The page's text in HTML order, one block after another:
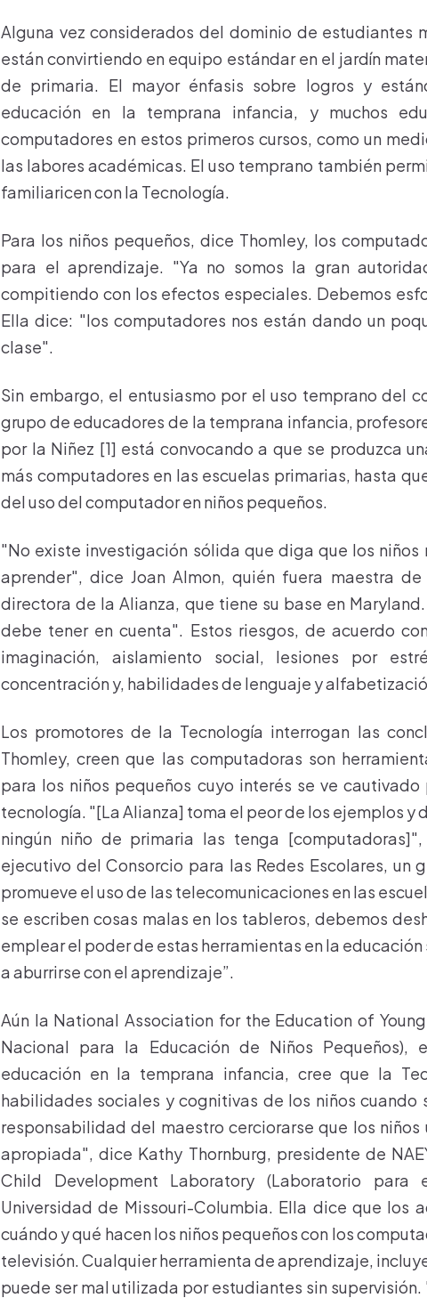
Alguna vez considerados del dominio de estudiantes
están convirtiendo en equipo estándar en el jardín
de primaria. El mayor énfasis sobre logros y
educación en la temprana infancia, y muchos
computadores en estos primeros cursos, como un
las labores académicas. El uso temprano también
familiaricen con la Tecnología.
Para los niños pequeños, dice Thomley, los
para el aprendizaje. "Ya no somos la gran
compitiendo con los efectos especiales. Debemos
Ella dice: "los computadores nos están dando un
clase".
Sin embargo, el entusiasmo por el uso temprano del
grupo de educadores de la temprana infancia,
por la Niñez [1] está convocando a que se produzca
más computadores en las escuelas primarias, hasta
del uso del computador en niños pequeños.
"No existe investigación sólida que diga que los
aprender", dice Joan Almon, quién fuera maestra
directora de la Alianza, que tiene su base en
debe tener en cuenta". Estos riesgos, de acuerdo
imaginación, aislamiento social, lesiones por
concentración y, habilidades de lenguaje y
Los promotores de la Tecnología interrogan las
Thomley, creen que las computadoras son
para los niños pequeños cuyo interés se ve
tecnología. "[La Alianza] toma el peor de los ejemplos y
ningún niño de primaria las tenga
ejecutivo del Consorcio para las Redes Escolares, un
promueve el uso de las telecomunicaciones en las
se escriben cosas malas en los tableros, debemos
emplear el poder de estas herramientas en la
a aburrirse con el aprendizaje”.
Aún la National Association for the Education of
Nacional para la Educación de Niños Pequeños),
educación en la temprana infancia, cree que la
habilidades sociales y cognitivas de los niños cuando
responsabilidad del maestro cerciorarse que los niños
apropiada", dice Kathy Thornburg, presidente de
Child Development Laboratory (Laboratorio
Universidad de Missouri-Columbia. Ella dice que los
cuándo y qué hacen los niños pequeños con los
televisión. Cualquier herramienta de aprendizaje,
puede ser mal utilizada por estudiantes sin